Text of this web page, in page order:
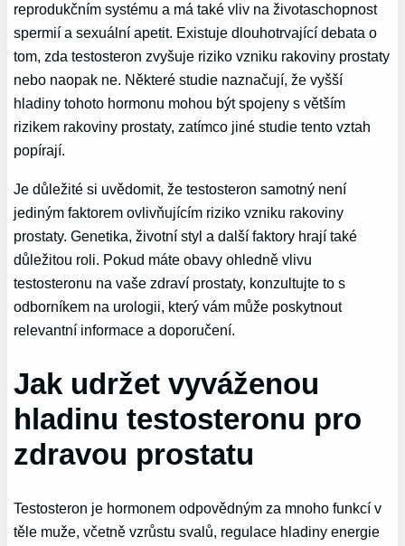
reprodukčním systému a má také vliv na životaschopnost
spermií a sexuální apetit. Existuje dlouhotrvající debata o
tom, zda testosteron zvyšuje riziko vzniku rakoviny prostaty
nebo naopak ne. Některé studie naznačují, že vyšší
hladiny tohoto hormonu mohou být spojeny s větším
rizikem rakoviny prostaty, zatímco jiné studie tento vztah
popírají.
Je důležité si uvědomit, že testosteron samotný není
jediným faktorem ovlivňujícím riziko vzniku rakoviny
prostaty. Genetika, životní styl a další faktory hrají také
důležitou roli. Pokud máte obavy ohledně vlivu
testosteronu na vaše zdraví prostaty, konzultujte to s
odborníkem na urologii, který vám může poskytnout
relevantní informace a doporučení.
Jak udržet vyváženou
hladinu testosteronu pro
zdravou prostatu
Testosteron je hormonem odpovědným za mnoho funkcí v
těle muže, včetně vzrůstu svalů, regulace hladiny energie